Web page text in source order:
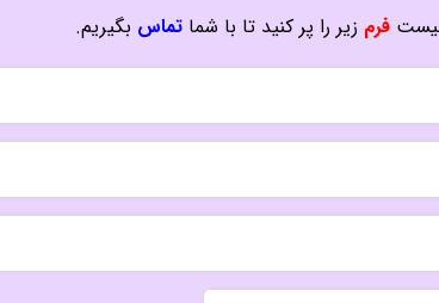
فرم زیر را پر کنید تا با شماتماس بگیریم.